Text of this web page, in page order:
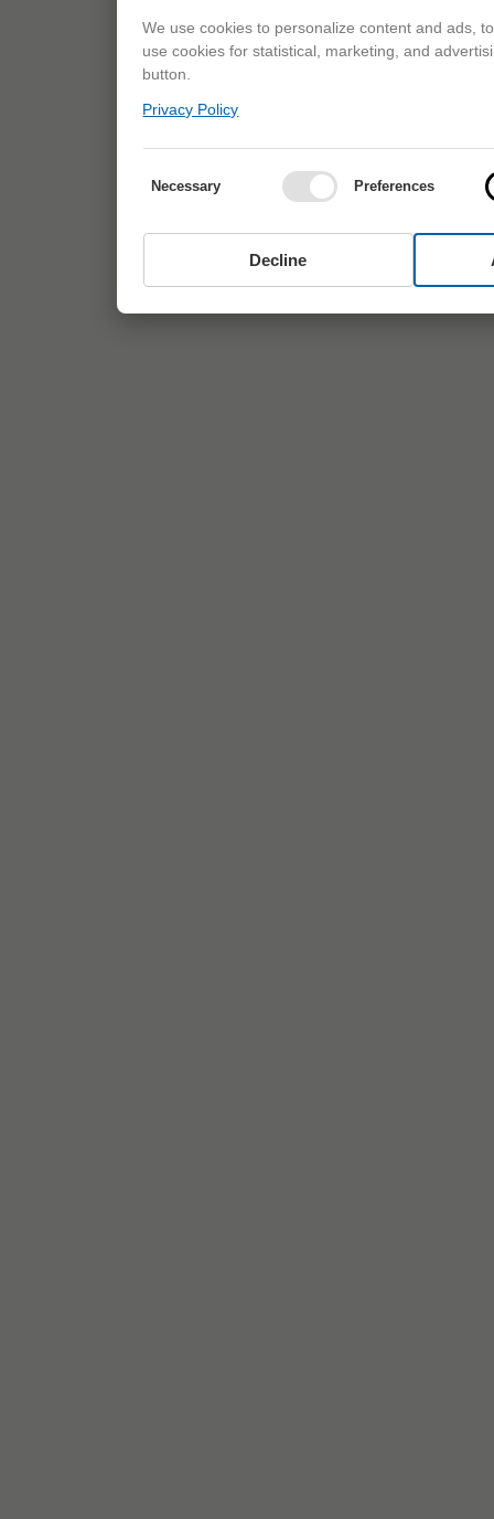
We use cookies to personalize content and ads,
use cookies for statistical, marketing, and
button.
Privacy Policy
Necessary Preferences
Decline